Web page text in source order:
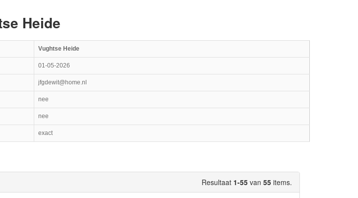
Heide
Vughtse Heide
01-05-2026
jfgdewit@home.nl
nee
nee
exact
Resultaat 1-55 van 55 items.